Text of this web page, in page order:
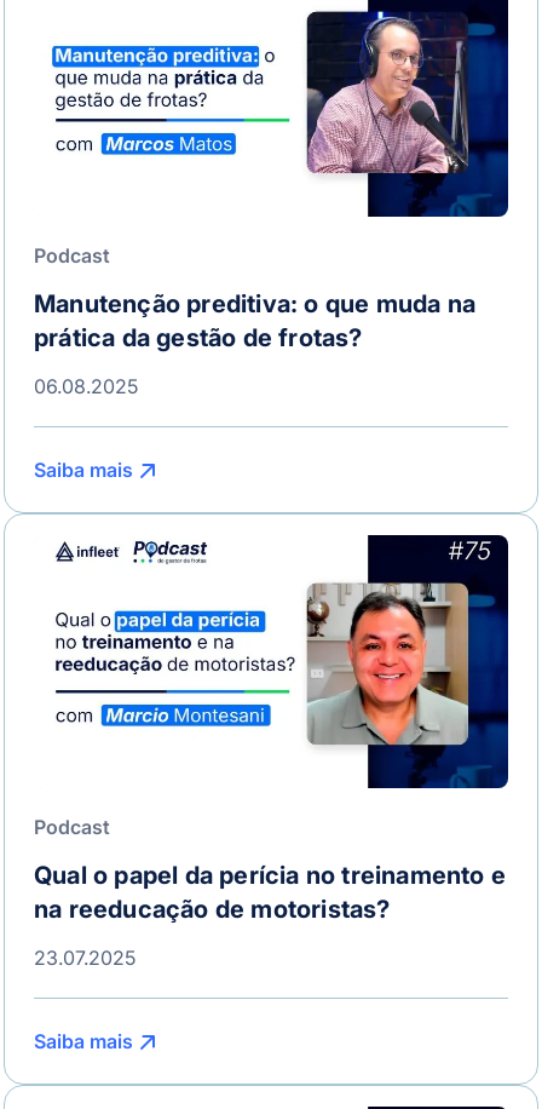
Podcast
Manutenção preditiva: o que muda na
prática da gestão de frotas?
06.08.2025
Saiba mais
Podcast
Qual o papel da perícia no treinamento e
na reeducação de motoristas?
23.07.2025
Saiba mais